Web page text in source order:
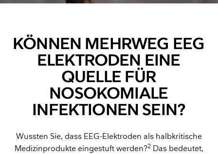
KÖNNEN MEHRWEG EEG
ELEKTRODEN EINE
QUELLE FÜR
NOSOKOMIALE
INFEKTIONEN SEIN?
Wussten Sie, dass EEG-Elektroden als halbkritische
Medizinprodukte eingestuft werden?2 Das bedeutet,